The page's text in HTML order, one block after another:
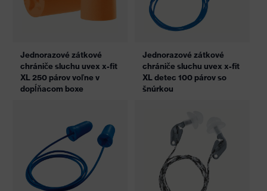
Jednorazové zátkové
chrániče sluchu uvex x-fit
XL 250 párov voľne v
dopĺňacom boxe
Jednorazové zátkové
chrániče sluchu uvex x-fit
XL detec 100 párov so
šnúrkou